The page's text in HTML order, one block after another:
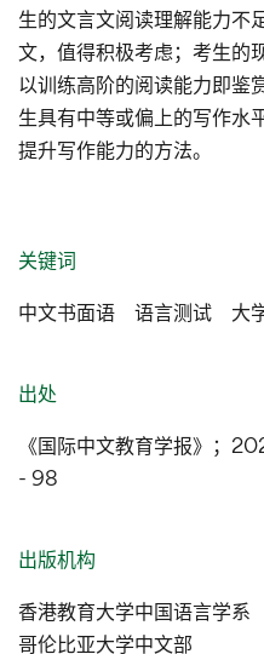
生的文言文阅读理解能力不
文，值得积极考虑；考生的
以训练高阶的阅读能力即鉴
生具有中等或偏上的写作水
提升写作能力的方法。
关键词
中文书面语 语言测试 大
出处
《国际中文教育学报》；
- 98
出版机构
香港教育大学中国语言学系
哥伦比亚大学中文部